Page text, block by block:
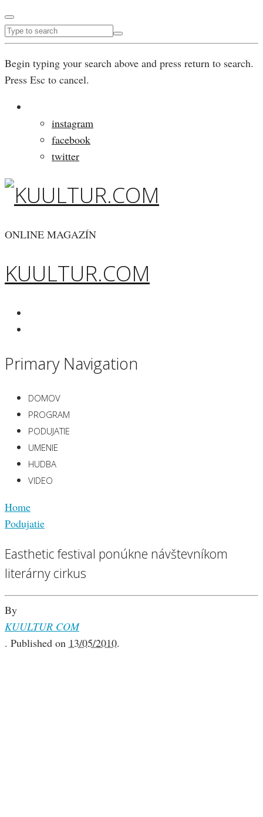
Begin typing your search above and press return to search.
Press Esc to cancel.
instagram
facebook
twitter
ONLINE MAGAZÍN
KUULTUR.COM
Primary Navigation
DOMOV
PROGRAM
PODUJATIE
UMENIE
HUDBA
VIDEO
Home
Podujatie
Easthetic festival ponúkne návštevníkom
literárny cirkus
By
KUULTUR COM
. Published on 13/05/2010.